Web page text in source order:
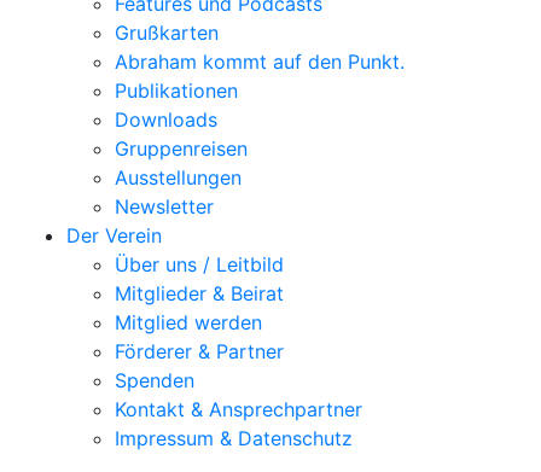
Grußkarten
Abraham kommt auf den Punkt.
Publikationen
Downloads
Gruppenreisen
Ausstellungen
Newsletter
Der Verein
Über uns / Leitbild
Mitglieder & Beirat
Mitglied werden
Förderer & Partner
Spenden
Kontakt & Ansprechpartner
Impressum & Datenschutz